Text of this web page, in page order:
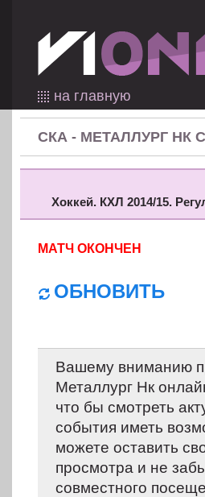
на главную
СКА - МЕТАЛЛУРГ НК
Хоккей. КХЛ 2014/15.
МАТЧ ОКОНЧЕН
ОБНОВИТЬ
Вашему вниманию
Металлург Нк
что бы смотреть
события иметь
можете оставить
просмотра и не
совместного